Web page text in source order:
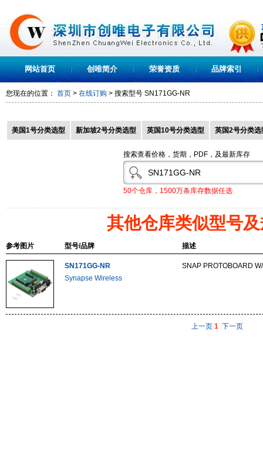
网站首页 创唯简介 荣誉资质 品牌索引
您现在的位置： 首页 > 在线订购 > 搜索型号 SN171GG-NR
美国1号分类选型 新加坡2号分类选型 英国10号分类选型 英国2号分类选
搜索查看价格，货期，PDF，及最新库存
50个仓库，1500万条库存数据任选
其他仓库类似型号
参考图片 型号/品牌 描述
SN171GG-NR
Synapse Wireless
SNAP PROTOBOARD
上一页 1 下一页